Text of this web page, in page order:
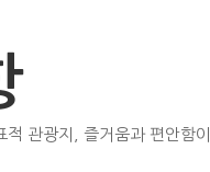
적 관광지, 즐거움과 편안함